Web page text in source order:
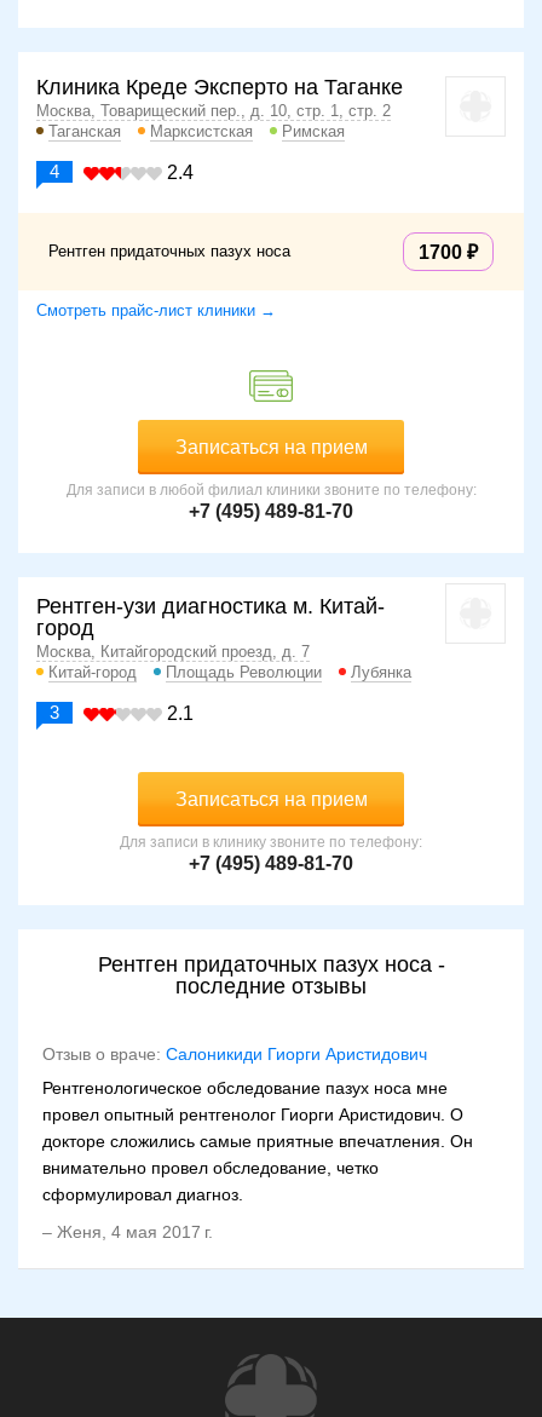
Клиника Креде Эксперто на Таганке
Москва, Товарищеский пер., д. 10, стр. 1, стр. 2
Таганская
Марксистская Римская
4 2.4
Рентген придаточных пазух носа 1700
Смотреть прайс-лист клиники →
Записаться на прием
Для записи в любой филиал клиники звоните по телефону:
+7 (495) 489-81-70
Рентген-узи диагностика м. Китай-
город
Москва, Китайгородский проезд, д. 7
Китай-город
Площадь Революции Лубянка
3 2.1
Записаться на прием
Для записи в клинику звоните по телефону:
+7 (495) 489-81-70
Рентген придаточных пазух носа -
последние отзывы
Отзыв о враче: Салоникиди Гиорги Аристидович
Рентгенологическое обследование пазух носа мне
провел опытный рентгенолог Гиорги Аристидович. О
докторе сложились самые приятные впечатления. Он
внимательно провел обследование, четко
сформулировал диагноз.
– Женя, 4 мая 2017 г.